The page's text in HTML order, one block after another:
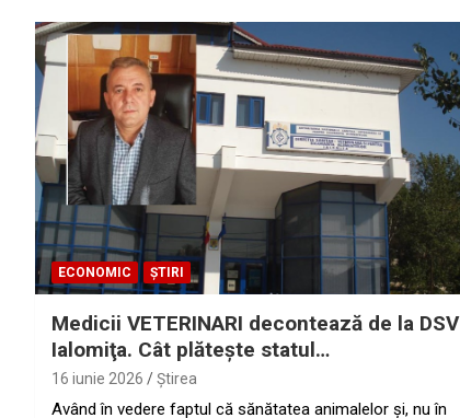
ECONOMIC ȘTIRI
Medicii VETERINARI decontează de la DSV
Ialomiţa. Cât plăteşte statul…
16 iunie 2026 Ştirea
Având în vedere faptul că sănătatea animalelor şi, nu în